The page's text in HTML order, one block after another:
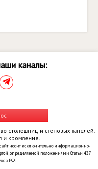
каналы:
столешниц и стеновых панелей.
и кромление.
носит исключительно информационно-
определяемой положениями Статьи 437
РФ.